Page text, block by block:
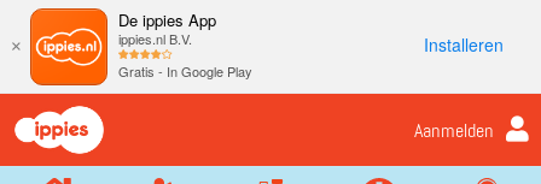
×
De ippies App
ippies.nl B.V.
Gratis - In Google Play
Installeren
Aanmelden